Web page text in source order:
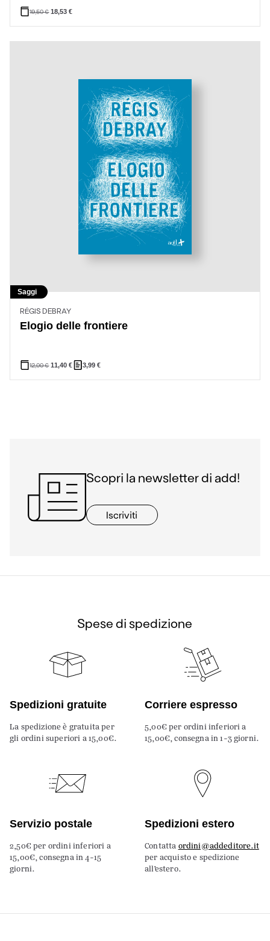
19,50€ 18,53€
Saggi
RÉGIS DEBRAY
Elogio delle frontiere
12,00€ 11,40€ 3,99 €
Scopri la newsletter di add!
Iscriviti
Spese di spedizione
Spedizioni gratuite
La spedizione è gratuita per
gli ordini superiori a 15,00€.
Corriere espresso
5,00€ per ordini inferiori a
15,00€, consegna in 1-3 giorni.
Servizio postale
2,50€ per ordini inferiori a
15,00€, consegna in 4-15
giorni.
Spedizioni estero
Contatta ordini@addeditore.it
per acquisto e spedizione
all’estero.